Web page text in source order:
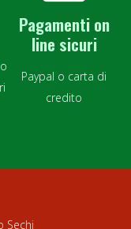
Pagamenti on
line sicuri
Paypal o carta di
credito
Sechi